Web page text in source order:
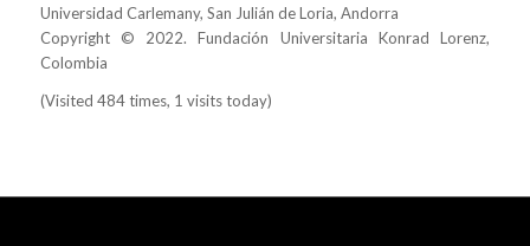
Universidad Carlemany, San Julián de Loria, Andorra
Copyright © 2022. Fundación Universitaria Konrad Lorenz,
Colombia
(Visited 484 times, 1 visits today)